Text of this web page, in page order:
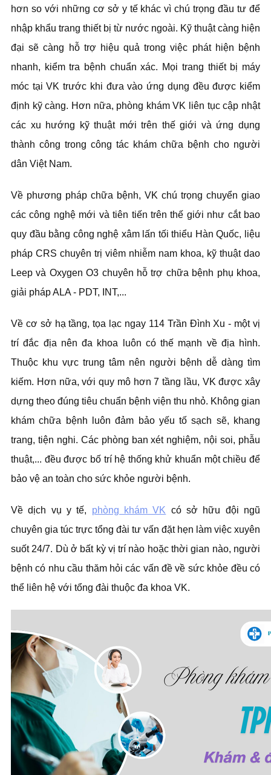
hơn so với những cơ sở y tế khác vì chú trọng đầu tư để
nhập khẩu trang thiết bị từ nước ngoài. Kỹ thuật càng hiện
đại sẽ càng hỗ trợ hiệu quả trong việc phát hiện bệnh
nhanh, kiểm tra bệnh chuẩn xác. Mọi trang thiết bị máy
móc tại VK trước khi đưa vào ứng dụng đều được kiểm
định kỹ càng. Hơn nữa, phòng khám VK liên tục cập nhật
các xu hướng kỹ thuật mới trên thế giới và ứng dụng
thành công trong công tác khám chữa bệnh cho người
dân Việt Nam.
Về phương pháp chữa bệnh, VK chú trọng chuyển giao
các công nghệ mới và tiên tiến trên thế giới như cắt bao
quy đầu bằng công nghệ xâm lấn tối thiểu Hàn Quốc, liệu
pháp CRS chuyên trị viêm nhiễm nam khoa, kỹ thuật dao
Leep và Oxygen O3 chuyên hỗ trợ chữa bệnh phụ khoa,
giải pháp ALA - PDT, INT,...
Về cơ sở hạ tầng, tọa lạc ngay 114 Trần Đình Xu - một vị
trí đắc địa nên đa khoa luôn có thế mạnh về địa hình.
Thuộc khu vực trung tâm nên người bệnh dễ dàng tìm
kiếm. Hơn nữa, với quy mô hơn 7 tầng lầu, VK được xây
dựng theo đúng tiêu chuẩn bệnh viện thu nhỏ. Không gian
khám chữa bệnh luôn đảm bảo yếu tố sạch sẽ, khang
trang, tiện nghi. Các phòng ban xét nghiệm, nội soi, phẫu
thuật,... đều được bố trí hệ thống khử khuẩn một chiều để
bảo vệ an toàn cho sức khỏe người bệnh.
Về dịch vụ y tế, phòng khám VK có sở hữu đội ngũ
chuyên gia túc trực tổng đài tư vấn đặt hẹn làm việc xuyên
suốt 24/7. Dù ở bất kỳ vị trí nào hoặc thời gian nào, người
bệnh có nhu cầu thăm hỏi các vấn đề về sức khỏe đều có
thể liên hệ với tổng đài thuộc đa khoa VK.